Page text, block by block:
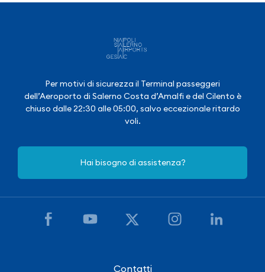
Per motivi di sicurezza il Terminal passeggeri
dell’Aeroporto di Salerno Costa d’Amalfi e del Cilento è
chiuso dalle 22:30 alle 05:00, salvo eccezionale ritardo
voli.
Hai bisogno di assistenza?
Contatti